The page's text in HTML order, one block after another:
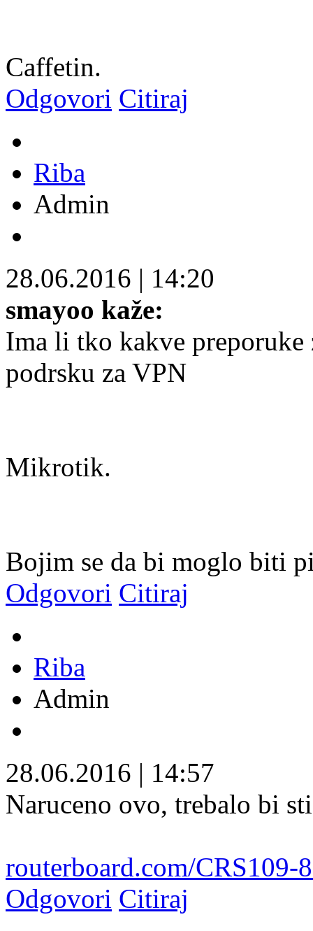
Caffetin.
Odgovori Citiraj
Riba
Admin
28.06.2016 | 14:20
smayoo kaže:
Ima li tko kakve
podrsku za VPN
Mikrotik.
Bojim se da bi moglo biti
Odgovori Citiraj
Riba
Admin
28.06.2016 | 14:57
Naruceno ovo, trebalo bi
routerboard.com/
Odgovori Citiraj